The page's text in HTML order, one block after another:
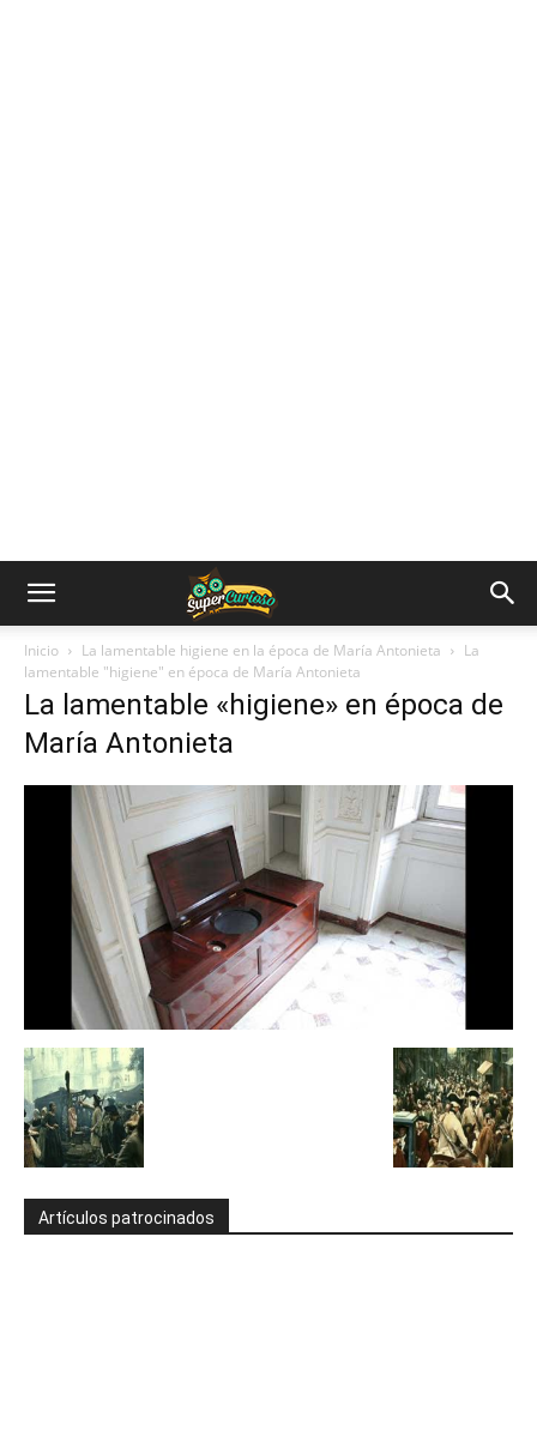
Inicio La lamentable higiene en la época de María Antonieta
La
lamentable "higiene" en época de María Antonieta
La lamentable «higiene» en época de
María Antonieta
Artículos patrocinados